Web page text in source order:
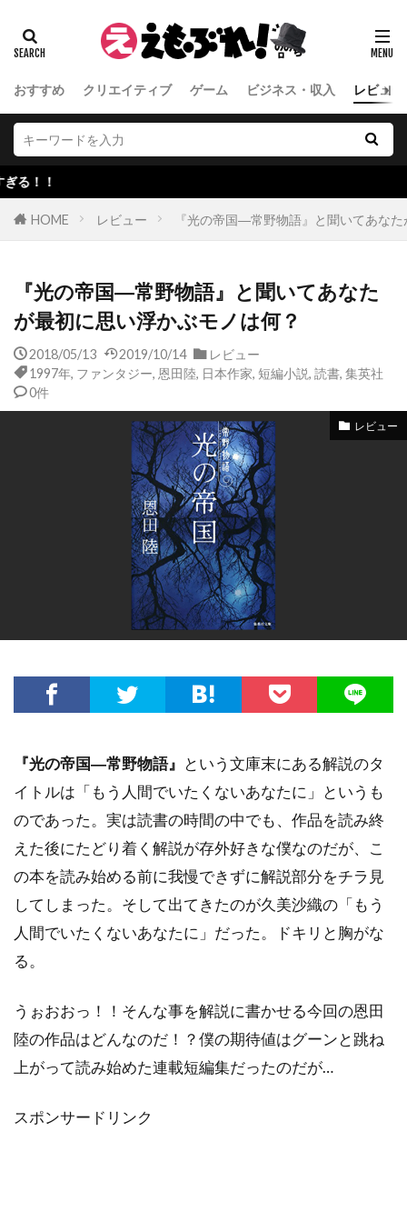
おすすめ クリエイティブ ゲーム ビジネス・収入 レビュー
HOME レビュー 『光の帝国―常野物語』と聞いてあな
『光の帝国―常野物語』と聞いてあなた
が最初に思い浮かぶモノは何？
2018/05/13 2019/10/14
レビュー
1997年, ファンタジー, 恩田陸, 日本作家, 短編小説, 読書, 集英社
0件
レビュー
『光の帝国―常野物語』 という文庫末にある解説のタ
イトルは「もう人間でいたくないあなたに」というも
のであった。実は読書の時間の中でも、作品を読み終
えた後にたどり着く解説が存外好きな僕なのだが、こ
の本を読み始める前に我慢できずに解説部分をチラ見
してしまった。そして出てきたのが久美沙織の「もう
人間でいたくないあなたに」だった。ドキリと胸がな
る。
うぉおおっ！！そんな事を解説に書かせる今回の恩田
陸の作品はどんなのだ！？僕の期待値はグーンと跳ね
上がって読み始めた連載短編集だったのだが…
スポンサードリンク